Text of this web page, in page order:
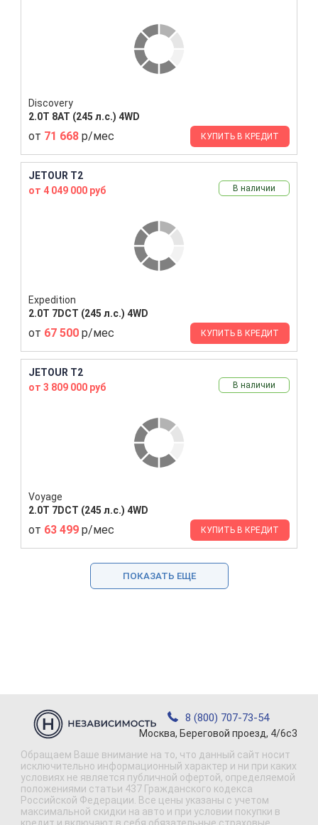
Discovery
2.0T 8AT (245 л.с.) 4WD
от 71 668 р/мес КУПИТЬ В КРЕДИТ
JETOUR T2
от 4 049 000 руб
В наличии
Expedition
2.0T 7DCT (245 л.с.) 4WD
от 67 500 р/мес КУПИТЬ В КРЕДИТ
JETOUR T2
от 3 809 000 руб
В наличии
Voyage
2.0T 7DCT (245 л.с.) 4WD
от 63 499 р/мес КУПИТЬ В КРЕДИТ
ПОКАЗАТЬ ЕЩЕ
8 (800) 707-73-54
Москва, Береговой проезд, 4/6с3
Обращаем Ваше внимание на то, что данный сайт носит
исключительно информационный характер и ни при каких
условиях не является публичной офертой, определяемой
положениями статьи 437 Гражданского кодекса
Российской Федерации. Все цены указаны с учетом
максимальной скидки на авто и при условии покупки в